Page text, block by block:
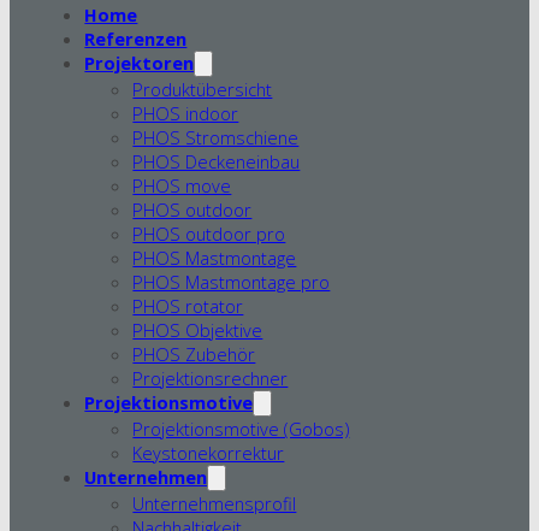
Home
Referenzen
Projektoren
Produktübersicht
PHOS indoor
PHOS Stromschiene
PHOS Deckeneinbau
PHOS move
PHOS outdoor
PHOS outdoor pro
PHOS Mastmontage
PHOS Mastmontage pro
PHOS rotator
PHOS Objektive
PHOS Zubehör
Projektionsrechner
Projektionsmotive
Projektionsmotive (Gobos)
Keystonekorrektur
Unternehmen
Unternehmensprofil